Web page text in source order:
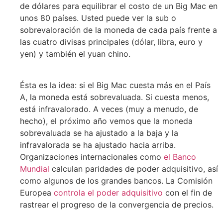
de dólares para equilibrar el costo de un Big Mac en
unos 80 países. Usted puede ver la sub o
sobrevaloración de la moneda de cada país frente a
las cuatro divisas principales (dólar, libra, euro y
yen) y también el yuan chino.
Ésta es la idea: si el Big Mac cuesta más en el País
A, la moneda está sobrevaluada. Si cuesta menos,
está infravalorado. A veces (muy a menudo, de
hecho), el próximo año vemos que la moneda
sobrevaluada se ha ajustado a la baja y la
infravalorada se ha ajustado hacia arriba.
Organizaciones internacionales como el Banco
Mundial calculan paridades de poder adquisitivo, así
como algunos de los grandes bancos. La Comisión
Europea controla el poder adquisitivo con el fin de
rastrear el progreso de la convergencia de precios.